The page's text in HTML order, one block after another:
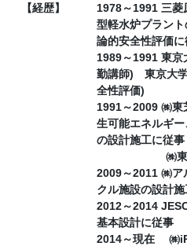
【経歴】
1978～1991 三
型軽水炉プラン
論的安全性評価に
1989～1991 東京
勤講師) 東京大
全性評価)
1991～2009 ㈱
生可能エネルギ
の設計施工に従事
㈱東芝 環
2009～2011 ㈱
クル施設の設計
2012～2014
基本設計に従事
2014～現在 ㈱